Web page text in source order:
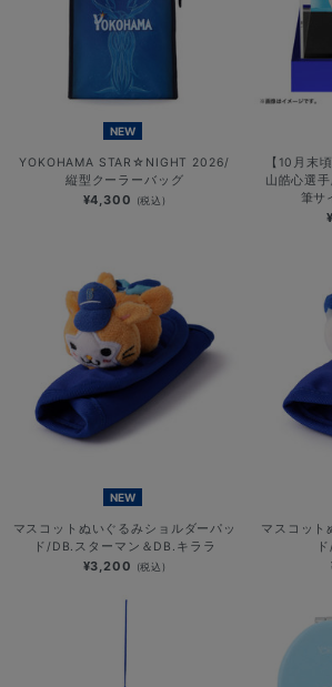
NEW
YOKOHAMA STAR☆NIGHT 2026/
縦型クーラーバッグ
¥4,300 (税込)
【10月末
山皓心選
筆サ
NEW
マスコットぬいぐるみショルダーパッ
ド/DB.スターマン＆DB.キララ
¥3,200 (税込)
マスコット